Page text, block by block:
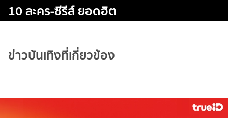
10 ละคร-ซีรีส์ ยอดฮิต
ข่าวบันเทิงที่เกี่ยวข้อง